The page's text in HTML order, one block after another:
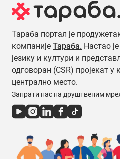
Тараба портал је
компаније Тараба. Настао
језику и култури и
одговоран (CSR) пројекат у
централно место.
Запрати нас на друштвеним